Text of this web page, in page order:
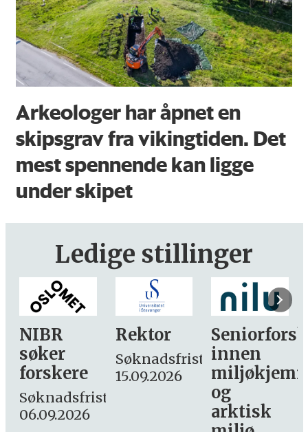
Arkeologer har åpnet en
skipsgrav fra vikingtiden. Det
mest spennende kan ligge
under skipet
Ledige stillinger
Rektor
Søknadsfrist:
15.09.2026
Seniorforsker
innen
miljøkjemi
søker
– fast
Søknadsfrist: